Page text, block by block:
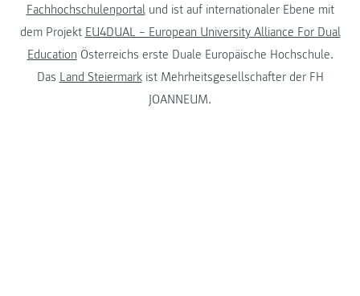
Fachhochschulenportalund ist auf internationaler Ebene mit
dem Projekt EU4DUAL – European University Alliance For Dual
Education Österreichs erste Duale Europäische Hochschule.
Das Land Steiermarkist Mehrheitsgesellschafter der FH
JOANNEUM.